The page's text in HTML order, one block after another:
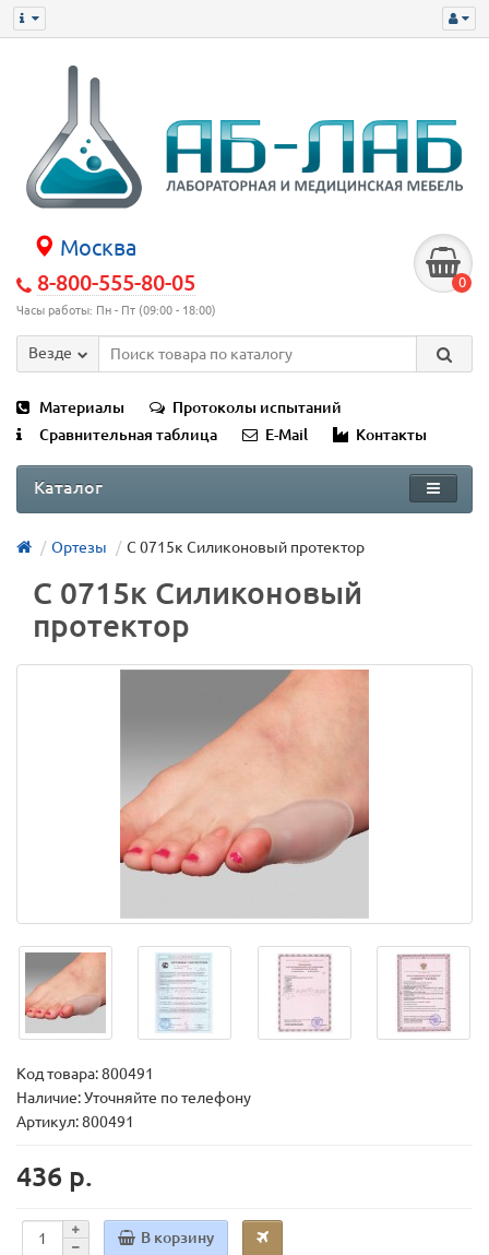
Москва
8-800-555-80-05
Часы работы: Пн - Пт (09:00 - 18:00)
0
Везде
Материалы
Протоколы испытаний
Сравнительная таблица
E-Mail Контакты
Каталог
Ортезы С 0715к Силиконовый протектор
С 0715к Силиконовый
протектор
Код товара:800491
Наличие: Уточняйте по телефону
Артикул: 800491
436 р.
В корзину